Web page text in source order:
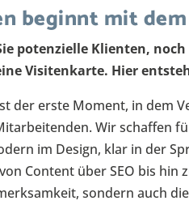
beginnt mit
potenzielle Klienten,
Visitenkarte. Hier
der erste Moment, in dem
Wir schaffen
im Design, klar in der
Content über SEO bis hin
sondern auch